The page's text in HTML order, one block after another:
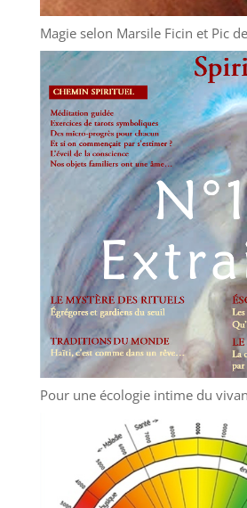
Magie selon Marsile Ficin et Pic
Pour une écologie intime du